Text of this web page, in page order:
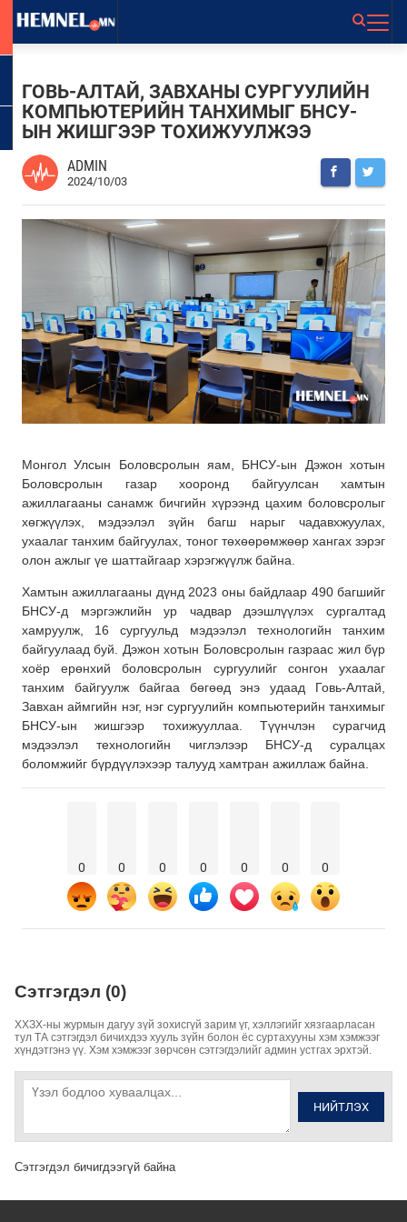
ГОВЬ-АЛТАЙ, ЗАВХАНЫ СУРГУУЛИЙН
КОМПЬЮТЕРИЙН ТАНХИМЫГ БНСУ-
ЫН ЖИШГЭЭР ТОХИЖУУЛЖЭЭ
ADMIN
2024/10/03
Монгол Улсын Боловсролын яам, БНСУ-ын Дэжон хотын
Боловсролын газар хооронд байгуулсан хамтын
ажиллагааны санамж бичгийн хүрээнд цахим боловсролыг
хөгжүүлэх, мэдээлэл зүйн багш нарыг чадавхжуулах,
ухаалаг танхим байгуулах, тоног төхөөрөмжөөр хангах зэрэг
олон ажлыг үе шаттайгаар хэрэгжүүлж байна.
Хамтын ажиллагааны дүнд 2023 оны байдлаар 490 багшийг
БНСУ-д мэргэжлийн ур чадвар дээшлүүлэх сургалтад
хамруулж, 16 сургуульд мэдээлэл технологийн танхим
байгуулаад буй. Дэжон хотын Боловсролын газраас жил бүр
хоёр ерөнхий боловсролын сургуулийг сонгон ухаалаг
танхим байгуулж байгаа бөгөөд энэ удаад Говь-Алтай,
Завхан аймгийн нэг, нэг сургуулийн компьютерийн танхимыг
БНСУ-ын жишгээр тохижууллаа. Түүнчлэн сурагчид
мэдээлэл технологийн чиглэлээр БНСУ-д суралцах
боломжийг бүрдүүлэхээр талууд хамтран ажиллаж байна.
0 0 0 0 0 0 0
Сэтгэгдэл (0)
ХХЗХ-ны журмын дагуу зүй зохисгүй зарим үг, хэллэгийг хязгаарласан
тул ТА сэтгэгдэл бичихдээ хууль зүйн болон ёс суртахууны хэм хэмжээг
хүндэтгэнэ үү. Хэм хэмжээг зөрчсөн сэтгэгдэлийг админ устгах эрхтэй.
НИЙТЛЭХ
Сэтгэгдэл бичигдээгүй байна